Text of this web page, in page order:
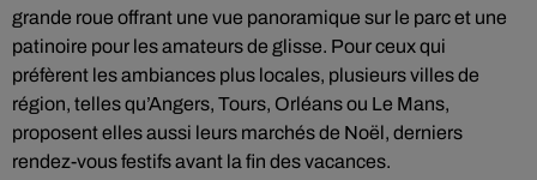
grande roue offrant une vue panoramique sur le parc et une
patinoire pour les amateurs de glisse. Pour ceux qui
préfèrent les ambiances plus locales, plusieurs villes de
région, telles qu’Angers, Tours, Orléans ou Le Mans,
proposent elles aussi leurs marchés de Noël, derniers
rendez-vous festifs avant la fin des vacances.